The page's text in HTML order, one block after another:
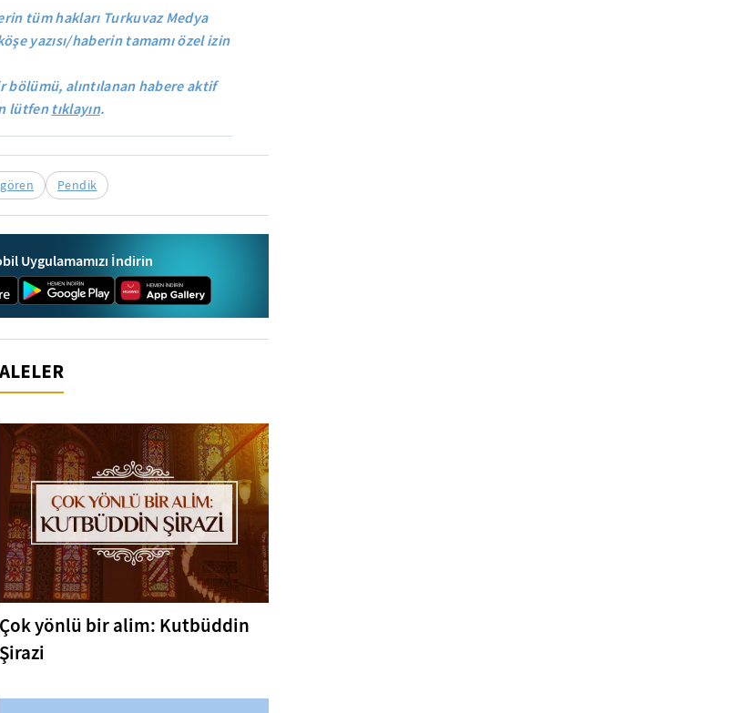
tüm hakları Turkuvaz Medya
yazısı/haberin tamamı özel izin
bölümü, alıntılanan habere aktif
lütfentıklayın.
Pendik
Uygulamamızı İndirin
Çok yönlü bir alim: Kutbüddin
Şirazi